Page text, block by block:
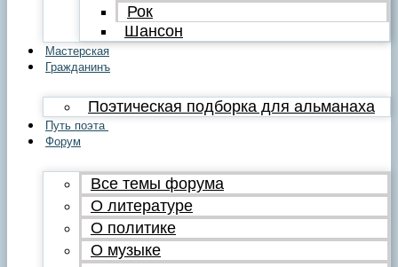
Рок
Шансон
Мастерская
Гражданинъ
Поэтическая подборка для альманаха
Путь поэта
Форум
Все темы форума
О литературе
О политике
О музыке